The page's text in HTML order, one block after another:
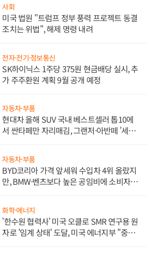
사회
미국 법원 "트럼프 정부 풍력 프로젝트 동결
조치는 위법", 해제 명령 내려
전자·전기·정보통신
SK하이닉스 1주당 375원 현금배당 실시, 추
가 주주환원 계획 9월 공개 예정
자동차·부품
현대차 올해 SUV 국내 베스트셀러 톱10에
서 싼타페만 자리매김, 그랜저·아반떼 '세단
자동차·부품
BYD코리아 가격 앞세워 수입차 4위 올랐지
만, BMW·벤츠보다 높은 공임비에 소비자
화학·에너지
'한수원 협력사' 미국 오클로 SMR 연구용 원
자로 '임계 상태' 도달, 미국 에너지부 "중요